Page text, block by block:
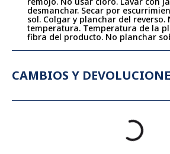
desmanchar. Secar por
sol. Colgar y planchar del reverso.
temperatura. Temperatura de la
fibra del producto. No planchar
CAMBIOS Y